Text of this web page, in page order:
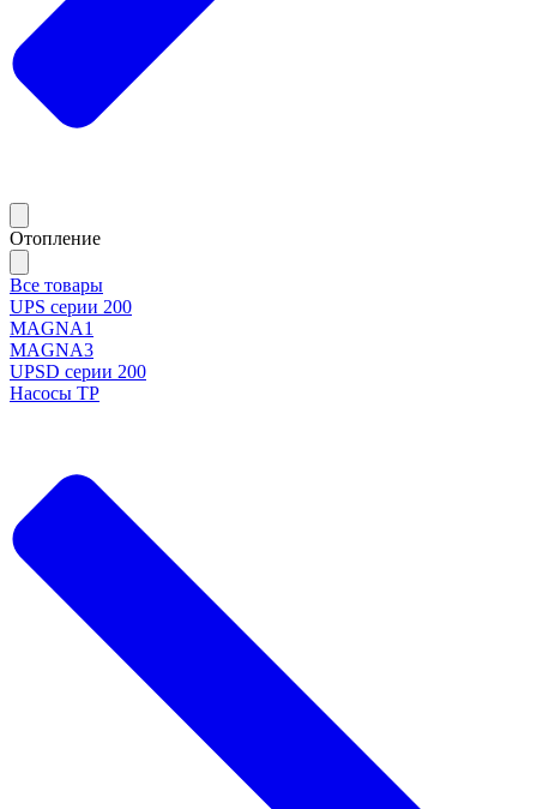
Отопление
Все товары
UPS серии 200
MAGNA1
MAGNA3
UPSD серии 200
Насосы TP